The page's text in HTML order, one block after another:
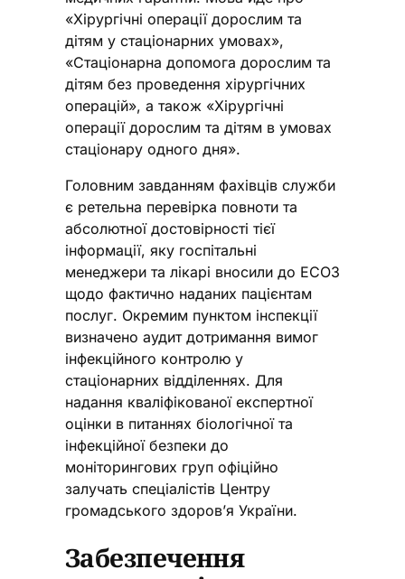
«Хірургічні операції дорослим та
дітям у стаціонарних умовах»,
«Стаціонарна допомога дорослим та
дітям без проведення хірургічних
операцій», а також «Хірургічні
операції дорослим та дітям в умовах
стаціонару одного дня».
Головним завданням фахівців служби
є ретельна перевірка повноти та
абсолютної достовірності тієї
інформації, яку госпітальні
менеджери та лікарі вносили до ЕСОЗ
щодо фактично наданих пацієнтам
послуг. Окремим пунктом інспекції
визначено аудит дотримання вимог
інфекційного контролю у
стаціонарних відділеннях. Для
надання кваліфікованої експертної
оцінки в питаннях біологічної та
інфекційної безпеки до
моніторингових груп офіційно
залучать спеціалістів Центру
громадського здоров’я України.
Забезпечення